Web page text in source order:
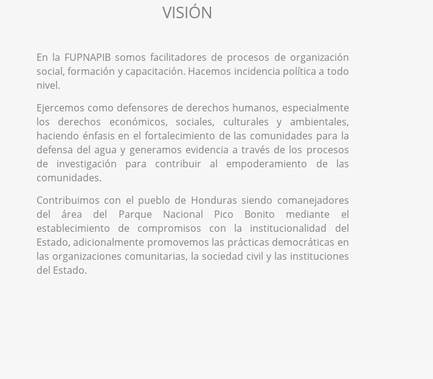
VISIÓN
En la FUPNAPIB somos facilitadores de procesos de organización
social, formación y capacitación. Hacemos incidencia política a todo
nivel.
Ejercemos como defensores de derechos humanos, especialmente
los derechos económicos, sociales, culturales y ambientales,
haciendo énfasis en el fortalecimiento de las comunidades para la
defensa del agua y generamos evidencia a través de los procesos
de investigación para contribuir al empoderamiento de las
comunidades.
Contribuimos con el pueblo de Honduras siendo comanejadores
del área del Parque Nacional Pico Bonito mediante el
establecimiento de compromisos con la institucionalidad del
Estado, adicionalmente promovemos las prácticas democráticas en
las organizaciones comunitarias, la sociedad civil y las instituciones
del Estado.